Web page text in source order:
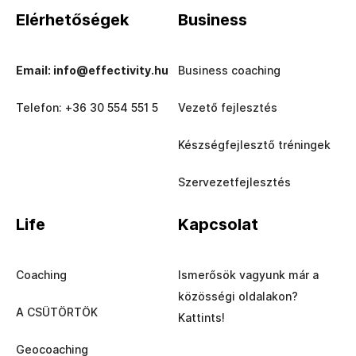
Elérhetőségek
Email: info@effectivity.hu
Telefon: +36 30 554 551 5
Business
Business coaching
Vezető fejlesztés
Készségfejlesztő tréningek
Szervezetfejlesztés
Life
Coaching
A CSÜTÖRTÖK
Geocoaching
Kapcsolat
Ismerősök vagyunk már a
közösségi oldalakon?
Kattints!